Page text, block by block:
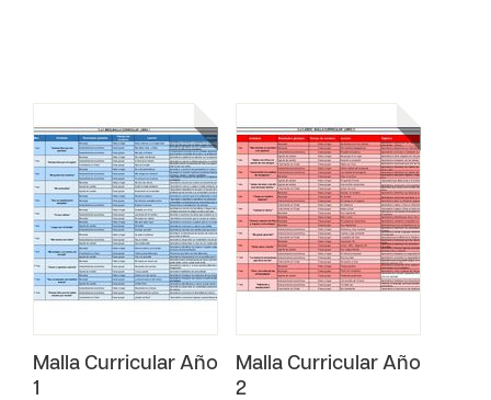
Malla Curricular Año
1
Malla Curricular Año
2